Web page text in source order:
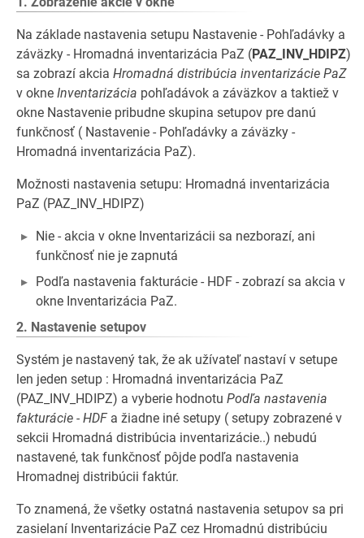
Na základe nastavenia setupu Nastavenie - Pohľadávky a
záväzky - Hromadná inventarizácia PaZ (PAZ_INV_HDIPZ)
sa zobrazí akcia Hromadná distribúcia inventarizácie PaZ
v okne Inventarizácia pohľadávok a záväzkov a taktiež v
okne Nastavenie pribudne skupina setupov pre danú
funkčnosť ( Nastavenie - Pohľadávky a záväzky -
Hromadná inventarizácia PaZ).
Možnosti nastavenia setupu: Hromadná inventarizácia
PaZ (PAZ_INV_HDIPZ)
Nie - akcia v okne Inventarizácii sa nezborazí, ani
funkčnosť nie je zapnutá
Podľa nastavenia fakturácie - HDF - zobrazí sa akcia v
okne Inventarizácia PaZ.
2. Nastavenie setupov
Systém je nastavený tak, že ak užívateľ nastaví v setupe
len jeden setup : Hromadná inventarizácia PaZ
(PAZ_INV_HDIPZ) a vyberie hodnotu Podľa nastavenia
fakturácie - HDFa žiadne iné setupy ( setupy zobrazené v
sekcii Hromadná distribúcia inventarizácie..) nebudú
nastavené, tak funkčnosť pôjde podľa nastavenia
Hromadnej distribúcii faktúr.
To znamená, že všetky ostatná nastavenia setupov sa pri
zasielaní Inventarizácie PaZ cez Hromadnú distribúciu